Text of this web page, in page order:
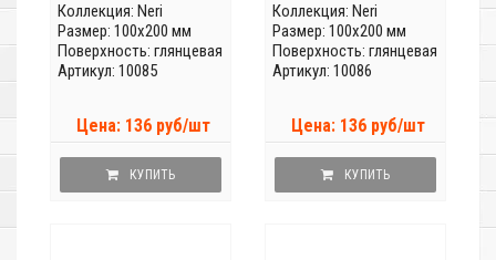
Коллекция: Neri
Размер: 100x200 мм
Поверхность: глянцевая
Артикул: 10085
Цена: 136 руб/шт
КУПИТЬ
Коллекция: Neri
Размер: 100x200 мм
Поверхность: глянцевая
Артикул: 10086
Цена: 136 руб/шт
КУПИТЬ